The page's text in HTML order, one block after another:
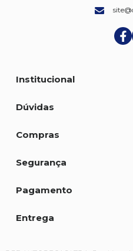
Institucional
Dúvidas
Compras
Segurança
Pagamento
Entrega